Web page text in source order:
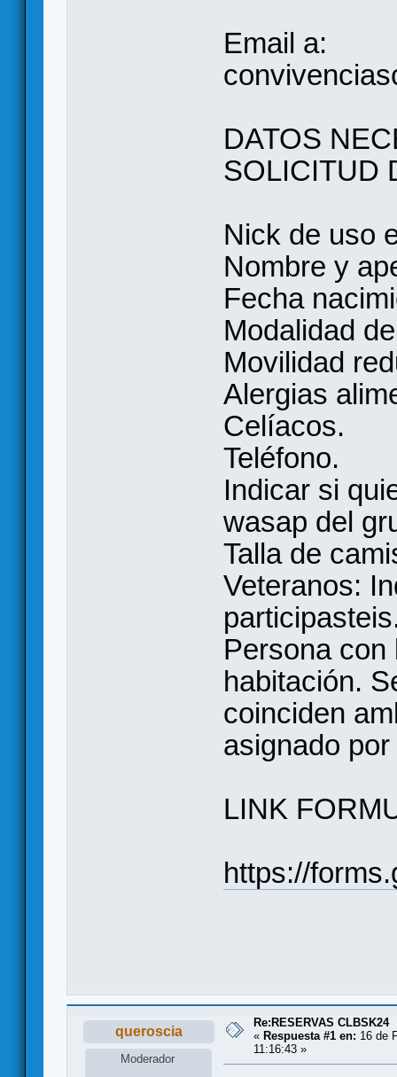
Email a:
DATOS
SOLICITUD
Nick de uso
Nombre y
Fecha
Modalidad
Movilidad
Alergias
Celíacos.
Teléfono.
Indicar si
wasap del
Talla de
Veteranos:
Persona
habitación.
coinciden
asignado
LINK
https://
queroscia
Moderador
Re:RESERVAS CLBSK24
« Respuesta #1 en: 16 de
11:16:43 »